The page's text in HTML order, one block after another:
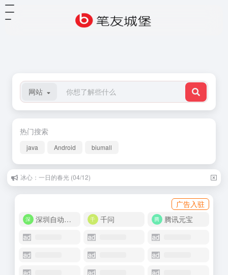
网站
热门搜索
java Android biumall
林清玄：把时间花在心灵上 (08/28)
广告入驻
深圳自动化商城
千问 腾讯元宝